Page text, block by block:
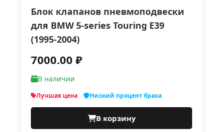
Блок клапанов пневмоподвески
для BMW 5-series Touring E39
(1995-2004)
7000.00 ₽
В наличии
Лучшая цена Низкий процент брака
В корзину